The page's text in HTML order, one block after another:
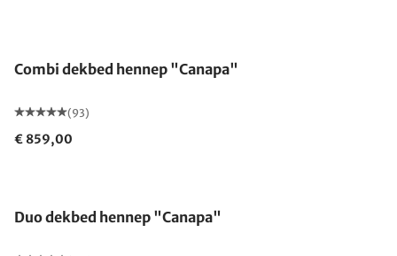
Combi dekbed hennep "Canapa"
(93)
€ 859,00
Duo dekbed hennep "Canapa"